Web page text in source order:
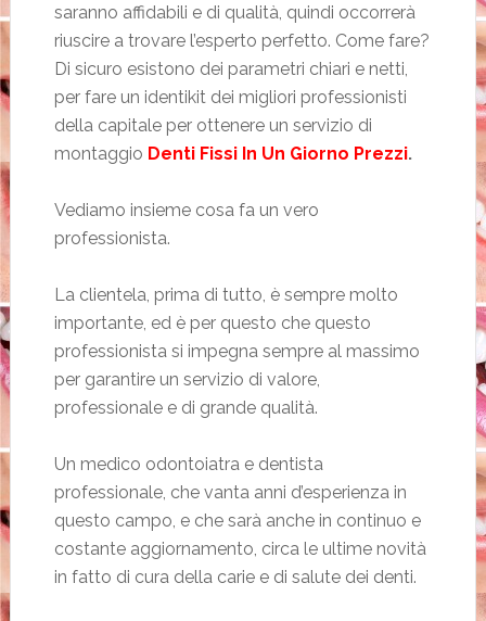
saranno affidabili e di qualità, quindi occorrerà
riuscire a trovare l’esperto perfetto. Come fare?
Di sicuro esistono dei parametri chiari e netti,
per fare un identikit dei migliori professionisti
della capitale per ottenere un servizio di
montaggio Denti Fissi In Un Giorno Prezzi.
Vediamo insieme cosa fa un vero
professionista.
La clientela, prima di tutto, è sempre molto
importante, ed è per questo che questo
professionista si impegna sempre al massimo
per garantire un servizio di valore,
professionale e di grande qualità.
Un medico odontoiatra e dentista
professionale, che vanta anni d’esperienza in
questo campo, e che sarà anche in continuo e
costante aggiornamento, circa le ultime novità
in fatto di cura della carie e di salute dei denti.